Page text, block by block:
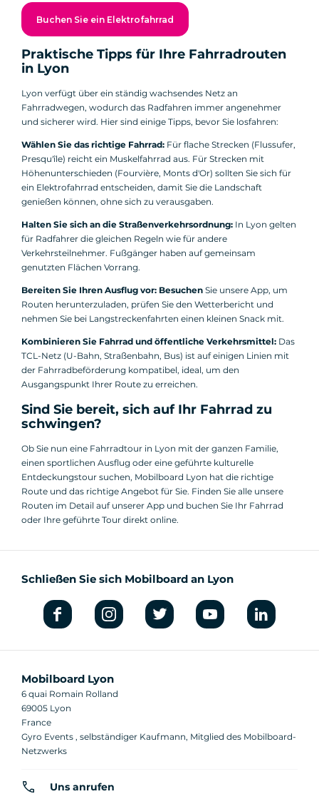
Buchen Sie ein Elektrofahrrad
Praktische Tipps für Ihre Fahrradrouten
in Lyon
Lyon verfügt über ein ständig wachsendes Netz an
Fahrradwegen, wodurch das Radfahren immer angenehmer
und sicherer wird. Hier sind einige Tipps, bevor Sie losfahren:
Wählen Sie das richtige Fahrrad: Für flache Strecken (Flussufer,
Presqu'île) reicht ein Muskelfahrrad aus. Für Strecken mit
Höhenunterschieden (Fourvière, Monts d'Or) sollten Sie sich für
ein Elektrofahrrad entscheiden, damit Sie die Landschaft
genießen können, ohne sich zu verausgaben.
Halten Sie sich an die Straßenverkehrsordnung: In Lyon gelten
für Radfahrer die gleichen Regeln wie für andere
Verkehrsteilnehmer. Fußgänger haben auf gemeinsam
genutzten Flächen Vorrang.
Bereiten Sie Ihren Ausflug vor: Besuchen Sie unsere App, um
Routen herunterzuladen, prüfen Sie den Wetterbericht und
nehmen Sie bei Langstreckenfahrten einen kleinen Snack mit.
Kombinieren Sie Fahrrad und öffentliche Verkehrsmittel: Das
TCL-Netz (U-Bahn, Straßenbahn, Bus) ist auf einigen Linien mit
der Fahrradbeförderung kompatibel, ideal, um den
Ausgangspunkt Ihrer Route zu erreichen.
Sind Sie bereit, sich auf Ihr Fahrrad zu
schwingen?
Ob Sie nun eine Fahrradtour in Lyon mit der ganzen Familie,
einen sportlichen Ausflug oder eine geführte kulturelle
Entdeckungstour suchen, Mobilboard Lyon hat die richtige
Route und das richtige Angebot für Sie. Finden Sie alle unsere
Routen im Detail auf unserer App und buchen Sie Ihr Fahrrad
oder Ihre geführte Tour direkt online.
Schließen Sie sich Mobilboard an Lyon
Mobilboard Lyon
6 quai Romain Rolland
69005 Lyon
France
Gyro Events , selbständiger Kaufmann, Mitglied des Mobilboard-
Netzwerks
Uns anrufen